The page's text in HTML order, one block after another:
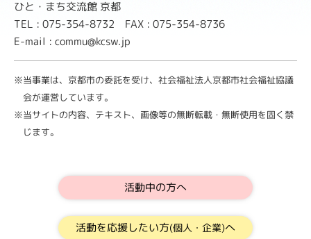
ひと・まち交流館 京都
TEL : 075-354-8732 FAX : 075-354-8736
E-mail : commu@kcsw.jp
※当事業は、京都市の委託を受け、社会福祉法人京都市社会福祉協議
会が運営しています。
※当サイトの内容、テキスト、画像等の無断転載・無断使用を固く禁
じます。
活動中の方へ
活動を応援したい方(個人・企業)へ